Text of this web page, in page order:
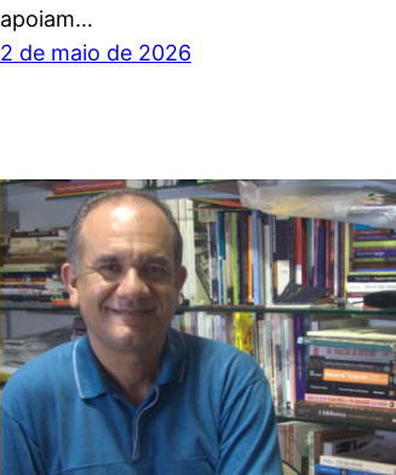
apoiam…
2 de maio de 2026